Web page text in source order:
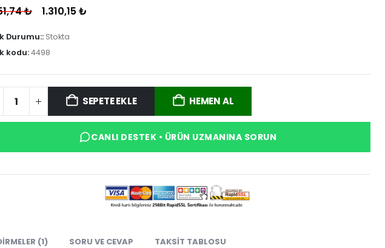
₺ 1.310,15 ₺
Durumu:: Stokta
kodu:4498
SEPETE EKLE HEMEN AL
CANLI DESTEK • ÜRÜN UZMANINA SORUN
(1) SORU VE CEVAP TAKSIT TABLOSU